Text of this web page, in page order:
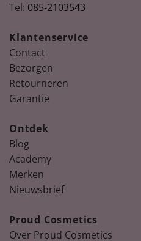
Tel: 085-2103543
Klantenservice
Contact
Bezorgen
Retourneren
Garantie
Ontdek
Blog
Academy
Merken
Nieuwsbrief
Proud Cosmetics
Over Proud Cosmetics